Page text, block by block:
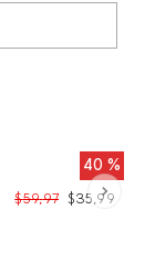
40 %
$59,97 $35,99